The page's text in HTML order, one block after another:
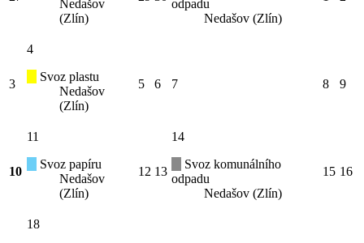
Nedašov
(Zlín)
odpadu
Nedašov (Zlín)
3
4
Svoz plastu
Nedašov
(Zlín)
5 6 7 8 9
10
11
Svoz papíru
Nedašov
(Zlín)
12 13
14
Svoz komunálního
odpadu
Nedašov (Zlín)
15 16
18